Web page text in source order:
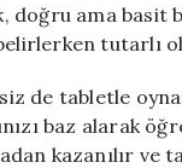
doğru ama basit
tutarlı
de tabletle
baz alarak
kazanılır